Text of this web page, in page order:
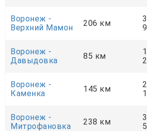
Воронеж -
Верхний Мамон
206 км
Воронеж -
Давыдовка
85 км
Воронеж -
Каменка
145 км
Воронеж -
Митрофановка
238 км